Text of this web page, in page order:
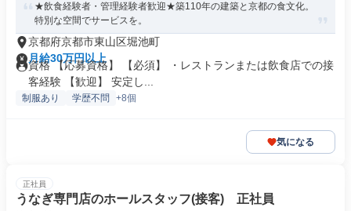
★飲食経験者・管理経験者歓迎★築110年の建築と京都の食文化。
特別な空間でサービスを。
京都府京都市東山区堀池町
月給30万円以上
資格 【応募資格】 【必須】 ・レストランまたは飲食店での接
客経験 【歓迎】 安定し...
制服あり 学歴不問 +8個
気になる
正社員
うなぎ専門店のホールスタッフ(接客) 正社員